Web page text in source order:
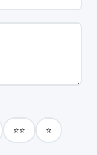
⭐⭐ ⭐